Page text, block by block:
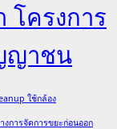
โครงการ
ญาชน
ใช้กล้อง
การจัดการขยะก่อนออก